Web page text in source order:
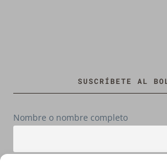
SUSCRÍBETE AL
Nombre o nombre completo